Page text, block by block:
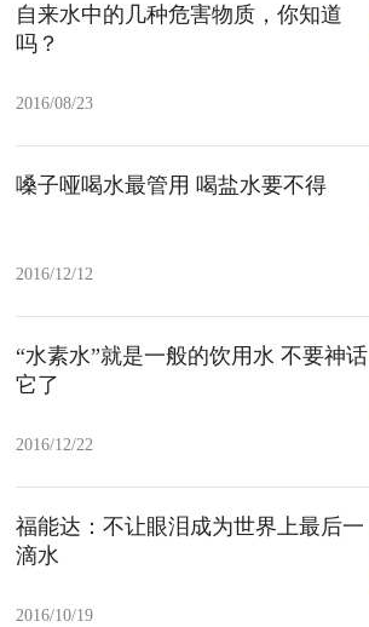
自来水中的几种危害物质，你知道
吗？
2016/08/23
嗓子哑喝水最管用 喝盐水要不得
2016/12/12
“水素水”就是一般的饮用水 不要神话
它了
2016/12/22
福能达：不让眼泪成为世界上最后一
滴水
2016/10/19